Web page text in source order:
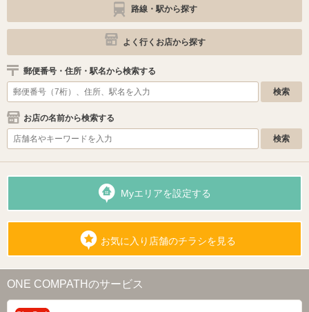
路線・駅から探す
よく行くお店から探す
郵便番号・住所・駅名から検索する
お店の名前から検索する
Myエリアを設定する
お気に入り店舗のチラシを見る
ONE COMPATHのサービス